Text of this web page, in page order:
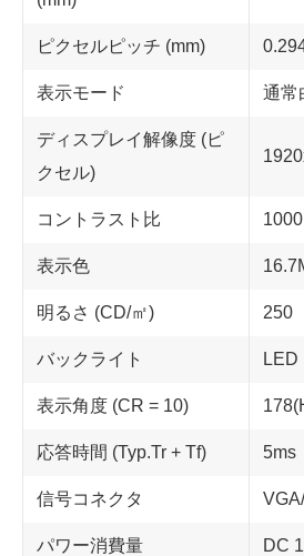
ピクセルピッチ (mm)
表示モード 通常
ディスプレイ解像度 (ピ
クセル)
コントラスト比
表示色
明るさ (CD/㎡) 250
バックライト LED
表示角度 (CR = 10)
応答時間 (Typ.Tr + Tf) 5ms
信号コネクタ
パワー消費量 DC